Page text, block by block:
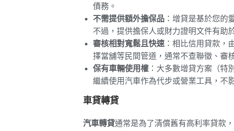
債務。
不需提供額外擔保品：增貸是基於您的
不過，提供擔保人或財力證明文件有助
審核相對寬鬆且快速：相比信用貸款，
擇當舖等民間管道，通常不查聯徵、審
保有車輛使用權：大多數增貸方案（特
繼續使用汽車作為代步或營業工具，不
車貸轉貸
汽車轉貸通常是為了清償舊有高利率貸款